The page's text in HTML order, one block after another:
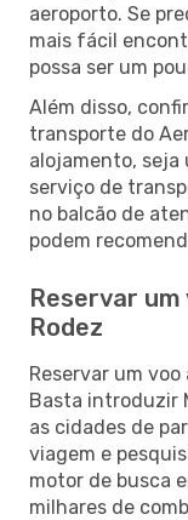
aeroporto. Se
mais fácil
possa ser um
Além disso,
transporte do
alojamento, seja
serviço de
no balcão de
podem
Reservar
Rodez
Reservar um
Basta introduzir
as cidades de
viagem e
motor de busca
milhares de